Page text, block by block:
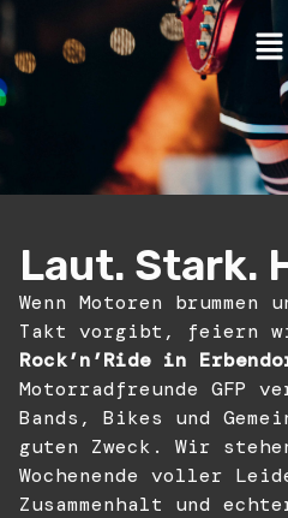
Laut. Stark.
Wenn Motoren brummen
Takt vorgibt, feiern
Rock’n’Ride in
Motorradfreunde GFP
Bands, Bikes und
guten Zweck. Wir
Wochenende voller
Zusammenhalt und